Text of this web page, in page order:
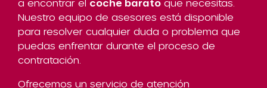
a encontrar el coche barato que necesitas.
Nuestro equipo de asesores está disponible
para resolver cualquier duda o problema que
puedas enfrentar durante el proceso de
contratación.
Ofrecemos un servicio de atención